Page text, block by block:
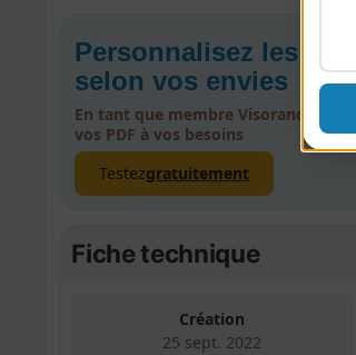
Personnalisez les
selon vos envies
En tant que membre Visorando
vos PDF à vos besoins
Testezgratuitement
Fiche technique
Création
25 sept. 2022